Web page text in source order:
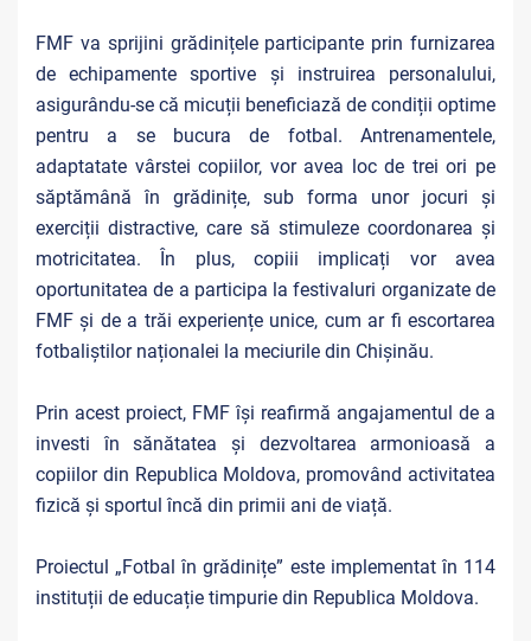
FMF va sprijini grădinițele participante prin furnizarea
de echipamente sportive și instruirea personalului,
asigurându-se că micuții beneficiază de condiții optime
pentru a se bucura de fotbal. Antrenamentele,
adaptatate vârstei copiilor, vor avea loc de trei ori pe
săptămână în grădinițe, sub forma unor jocuri și
exerciții distractive, care să stimuleze coordonarea și
motricitatea. În plus, copiii implicați vor avea
oportunitatea de a participa la festivaluri organizate de
FMF și de a trăi experiențe unice, cum ar fi escortarea
fotbaliștilor naționalei la meciurile din Chișinău.
Prin acest proiect, FMF își reafirmă angajamentul de a
investi în sănătatea și dezvoltarea armonioasă a
copiilor din Republica Moldova, promovând activitatea
fizică și sportul încă din primii ani de viață.
Proiectul „Fotbal în grădinițe” este implementat în 114
instituții de educație timpurie din Republica Moldova.